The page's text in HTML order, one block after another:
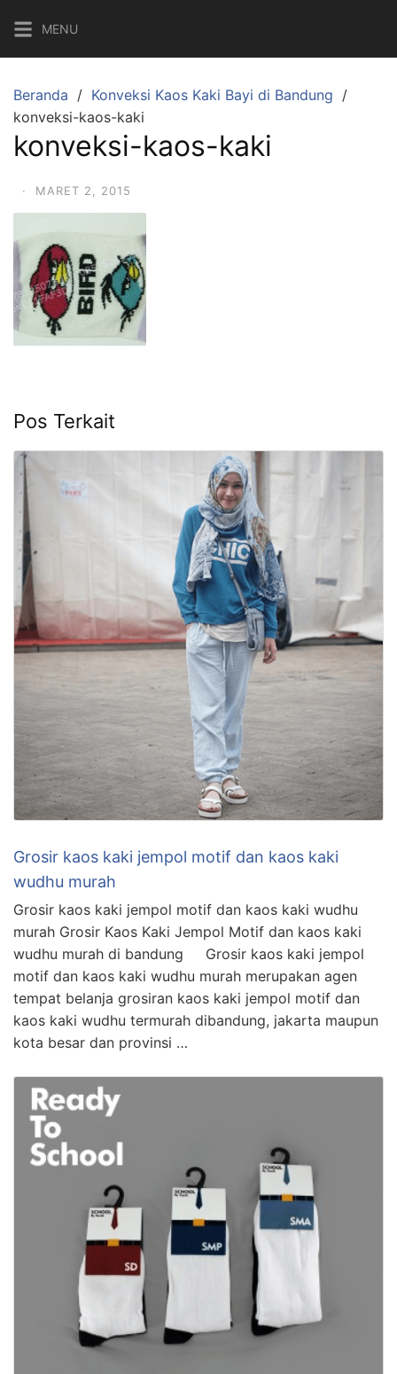
ke
konten
MENU
Beranda
Konveksi Kaos Kaki Bayi di Bandung
konveksi-kaos-kaki
konveksi-kaos-kaki
· MARET 2, 2015
Pos Terkait
Grosir kaos kaki jempol motif dan kaos kaki
wudhu murah
Grosir kaos kaki jempol motif dan kaos kaki wudhu
murah Grosir Kaos Kaki Jempol Motif dan kaos kaki
wudhu murah di bandung Grosir kaos kaki jempol
motif dan kaos kaki wudhu murah merupakan agen
tempat belanja grosiran kaos kaki jempol motif dan
kaos kaki wudhu termurah dibandung, jakarta maupun
kota besar dan provinsi …